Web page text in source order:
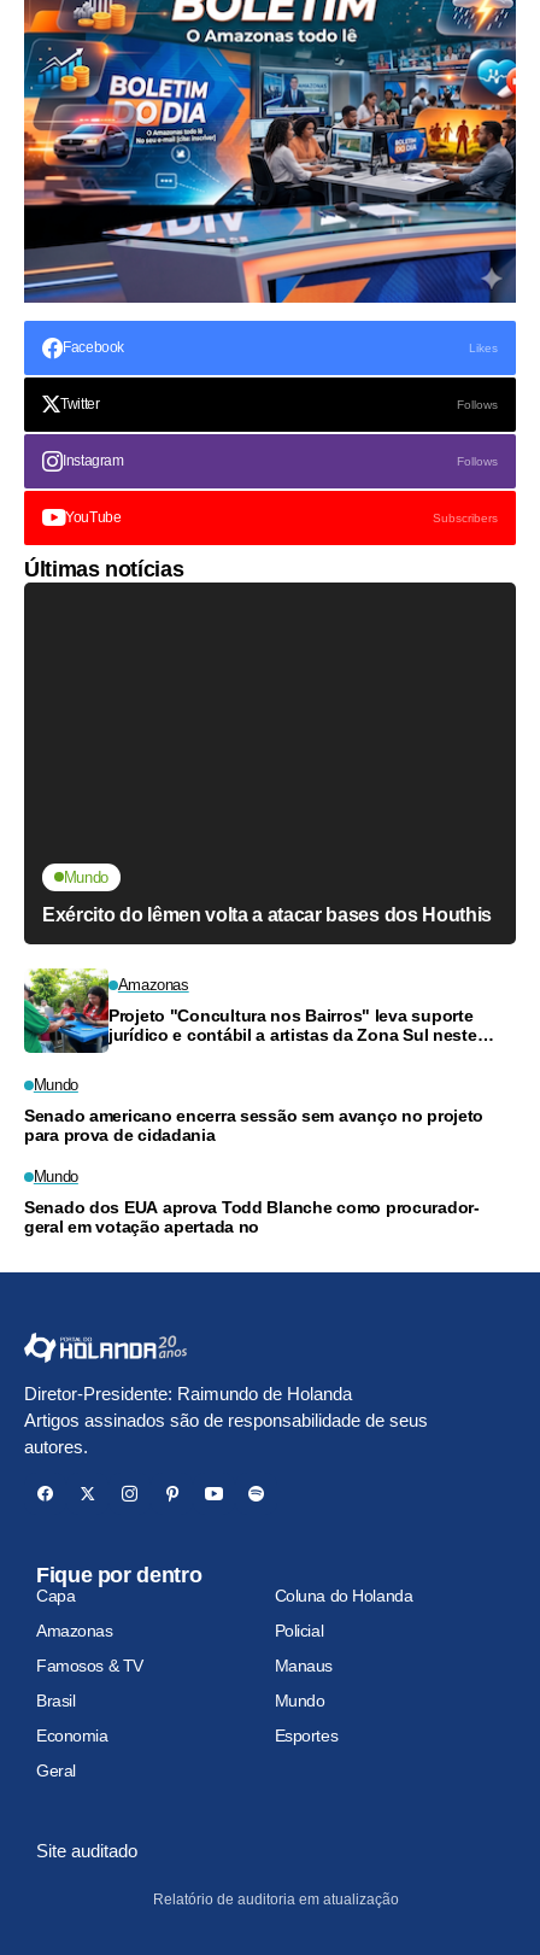
Facebook Likes
Twitter Follows
Instagram Follows
YouTube Subscribers
Últimas notícias
Mundo
Exército do Iêmen volta a atacar bases dos Houthis
Amazonas
Projeto "Concultura nos Bairros" leva suporte
jurídico e contábil a artistas da Zona Sul neste
Mundo
Senado americano encerra sessão sem avanço no projeto
para prova de cidadania
Mundo
Senado dos EUA aprova Todd Blanche como procurador-
geral em votação apertada no
Diretor-Presidente: Raimundo de Holanda
Artigos assinados são de responsabilidade de seus
autores.
Fique por dentro
Capa
Coluna do Holanda
Amazonas
Policial
Famosos & TV
Manaus
Brasil
Mundo
Economia
Esportes
Geral
Site auditado
Relatório de auditoria em atualização